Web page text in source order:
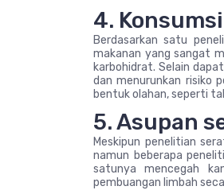
4.
Berdasarkan satu
makanan yang sangat
karbohidrat. Selain
dan menurunkan risiko
bentuk olahan, seperti
5. Asupan
Meskipun penelitian
namun beberapa
satunya mencegah
pembuangan limbah